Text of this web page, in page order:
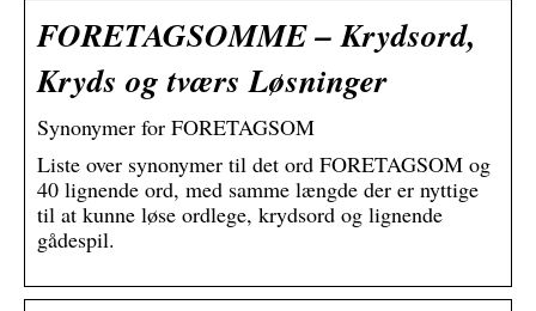
FORETAGSOMME – Krydsord,
Kryds og tværs Løsninger
Synonymer for FORETAGSOM
Liste over synonymer til det ord FORETAGSOM og
40 lignende ord, med samme længde der er nyttige
til at kunne løse ordlege, krydsord og lignende
gådespil.